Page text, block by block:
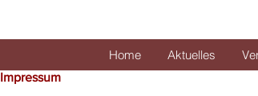
Home Aktuelles
Impressum